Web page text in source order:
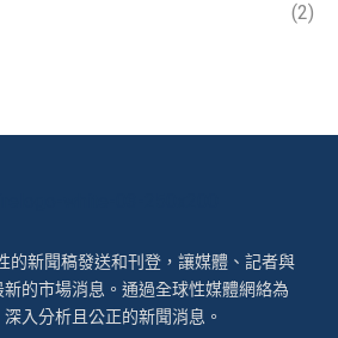
(2)
的新聞稿發送和刊登，讓媒體、記者與
的市場消息。通過全球性媒體網絡為
入分析且公正的新聞消息。